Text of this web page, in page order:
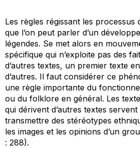
Les règles régissant les processus
que l’on peut parler d’un
légendes. Se met alors en
spécifique qui n’exploite pas des
d’autres textes, un premier texte
d’autres. Il faut considérer ce
une règle importante du
ou du folklore en général. Les
qui dérivent d’autres textes
transmettre des stéréotypes
les images et les opinions d’un
: 288).